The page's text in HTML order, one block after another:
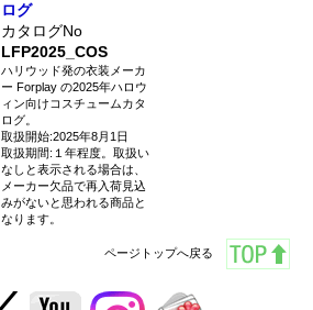
ログ
カタログNo
LFP2025_COS
ハリウッド発の衣装メーカ
ー Forplay の2025年ハロウ
ィン向けコスチュームカタ
ログ。
取扱開始:2025年8月1日
取扱期間:１年程度。取扱い
なしと表示される場合は、
メーカー欠品で再入荷見込
みがないと思われる商品と
なります。
ページトップへ戻る